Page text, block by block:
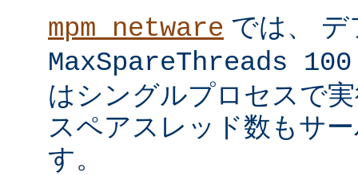
mpm_netware では、
MaxSpareThreads 100
はシングルプロセスで
スペアスレッド数もサ
す。